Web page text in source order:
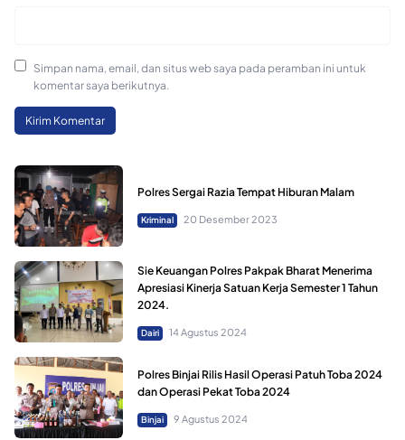
Simpan nama, email, dan situs web saya pada peramban ini untuk
komentar saya berikutnya.
Polres Sergai Razia Tempat Hiburan Malam
Kriminal 20 Desember 2023
Sie Keuangan Polres Pakpak Bharat Menerima
Apresiasi Kinerja Satuan Kerja Semester 1 Tahun
2024.
Dairi 14 Agustus 2024
Polres Binjai Rilis Hasil Operasi Patuh Toba 2024
dan Operasi Pekat Toba 2024
Binjai 9 Agustus 2024